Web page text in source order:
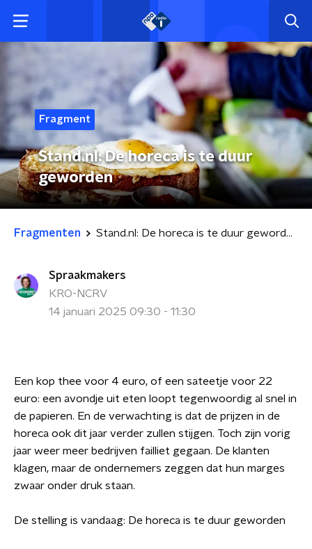
Fragment
Stand.nl: De horeca is te duur
geworden
Fragmenten Stand.nl: De horeca is te duur geworden
Spraakmakers
KRO-NCRV
14 januari 2025 09:30 - 11:30
Een kop thee voor 4 euro, of een sateetje voor 22
euro: een avondje uit eten loopt tegenwoordig al snel in
de papieren. En de verwachting is dat de prijzen in de
horeca ook dit jaar verder zullen stijgen. Toch zijn vorig
jaar weer meer bedrijven failliet gegaan. De klanten
klagen, maar de ondernemers zeggen dat hun marges
zwaar onder druk staan.
De stelling is vandaag: De horeca is te duur geworden